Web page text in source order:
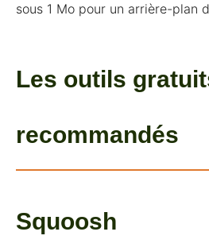
sous 1 Mo pour un arrière-plan
Les outils
recommandés
Squoosh